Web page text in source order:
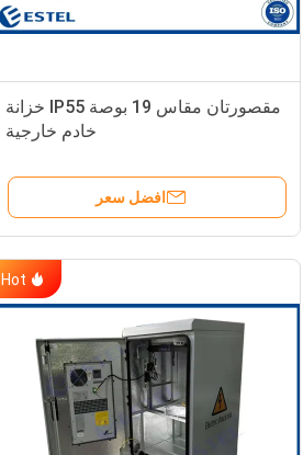
مقصورتان مقاس 19 بوصة IP55 خزانة
خادم خارجية
افضل سعر
Hot